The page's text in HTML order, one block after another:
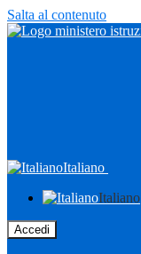
Salta al contenuto
Italiano
Italiano
Accedi